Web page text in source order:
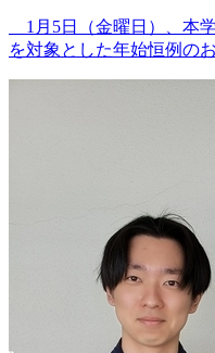
1月5日（金曜日）、本
を対象とした年始恒例の